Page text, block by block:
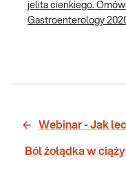
jelita cienkiego.
Gastroenterology
Webinar - Jak
Ból żołądka w